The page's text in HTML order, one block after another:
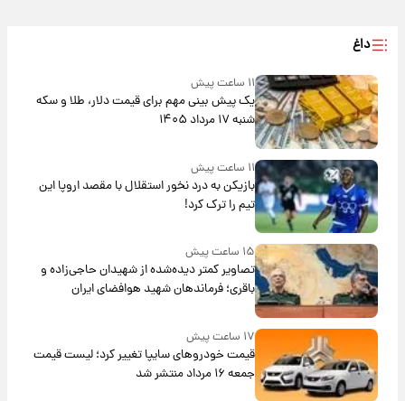
داغ
۱۱ ساعت پیش
یک پیش ‌بینی مهم برای قیمت دلار، طلا و سکه
شنبه ۱۷ مرداد ۱۴۰۵
۱۱ ساعت پیش
بازیکن به درد نخور استقلال با مقصد اروپا این
تیم را ترک کرد!
۱۵ ساعت پیش
تصاویر کمتر دیده‌شده از شهیدان حاجی‌زاده و
باقری؛ فرماندهان شهید هوافضای ایران
۱۷ ساعت پیش
قیمت خودروهای سایپا تغییر کرد؛ لیست قیمت
جمعه ۱۶ مرداد منتشر شد